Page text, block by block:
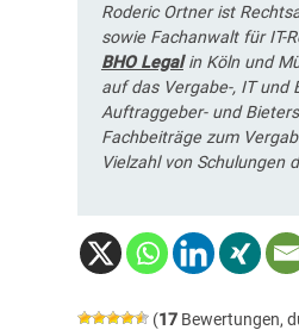
Roderic Ortner ist
sowie Fachanwalt für IT-
BHO Legalin Köln und
auf das Vergabe-, IT und
Auftraggeber- und
Fachbeiträge zum
Vielzahl von Schulungen
(17Bewertungen,